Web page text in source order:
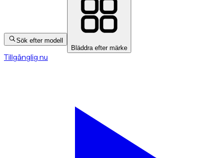
Sök efter modell
Bläddra efter märke
Tillgänglig nu